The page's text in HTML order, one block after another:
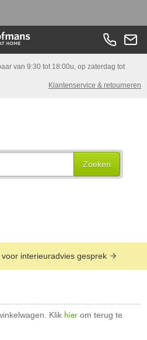
van 9:30 tot 18:00u, op zaterdag tot
Klantenservice & retourneren
Zoeken
interieuradvies gesprek
Klik hier om terug te